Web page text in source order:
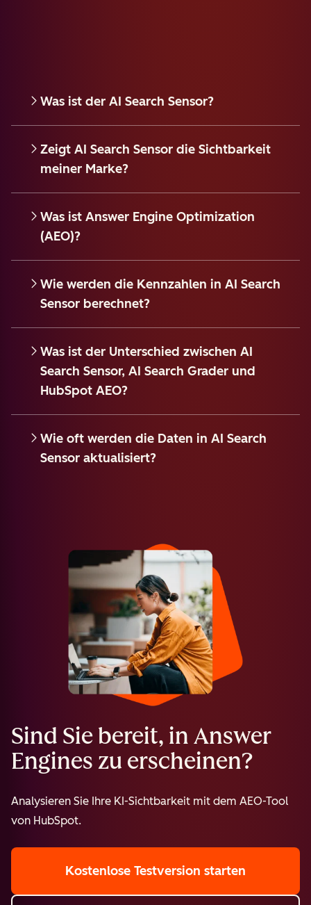
Was ist der AI Search Sensor?
Zeigt AI Search Sensor die Sichtbarkeit
meiner Marke?
Was ist Answer Engine Optimization
(AEO)?
Wie werden die Kennzahlen in AI Search
Sensor berechnet?
Was ist der Unterschied zwischen AI
Search Sensor, AI Search Grader und
HubSpot AEO?
Wie oft werden die Daten in AI Search
Sensor aktualisiert?
Sind Sie bereit, in Answer
Engines zu erscheinen?
Analysieren Sie Ihre KI-Sichtbarkeit mit dem AEO-Tool
von HubSpot.
Kostenlose Testversion starten